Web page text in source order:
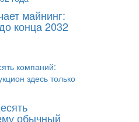
майнинг:
конца 2032
обычный